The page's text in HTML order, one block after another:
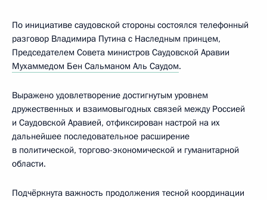
По инициативе саудовской стороны состоялся телефонный
разговор Владимира Путина с Наследным принцем,
Председателем Совета министров Саудовской Аравии
Мухаммедом Бен Сальманом Аль Саудом.
Выражено удовлетворение достигнутым уровнем
дружественных и взаимовыгодных связей между Россией
и Саудовской Аравией, отфиксирован настрой на их
дальнейшее последовательное расширение
в политической, торгово-экономической и гуманитарной
области.
Подчёркнута важность продолжения тесной координации